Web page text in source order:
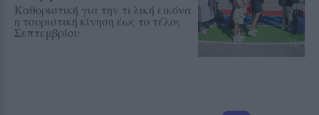
Καθοριστική για την τελική εικόνα
η τουριστική κίνηση έως το τέλος
Σεπτεμβρίου